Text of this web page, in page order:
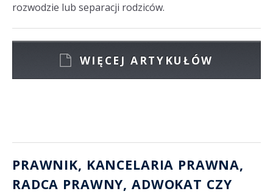
rozwodzie lub separacji rodziców.
WIĘCEJ ARTYKUŁÓW
PRAWNIK, KANCELARIA PRAWNA,
RADCA PRAWNY, ADWOKAT CZY